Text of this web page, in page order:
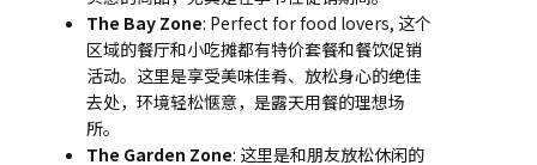
The Bay Zone: Perfect for food lovers, 这个
区域的餐厅和小吃摊都有特价套餐和餐饮促销
活动。这里是享受美味佳肴、放松身心的绝佳
去处，环境轻松惬意，是露天用餐的理想场
所。
The Garden Zone: 这里是和朋友放松休闲的